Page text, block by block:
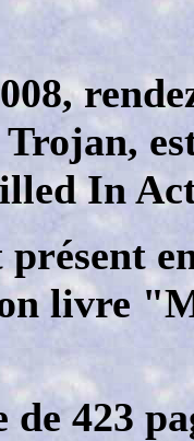
In
livre
423